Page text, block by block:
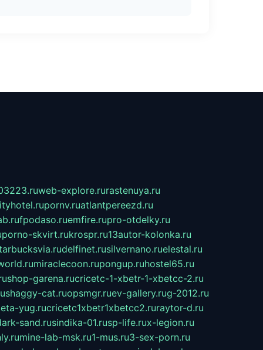
web-explore.rurastenuya.ru
pornv.ruatlantpereezd.ru
fpodaso.ruemfire.rupro-otdelky.ru
porno-skvirt.rukrospr.ru13autor-kolonka.ru
delfinet.rusilvernano.ruelestal.ru
miraclecoon.rupongup.ruhostel65.ru
shop-garena.rucricetc-1-xbetr-1-xbetcc-2.ru
shaggy-cat.ruopsmgr.ruev-gallery.rug-2012.ru
yug.rucricetc1xbetr1xbetcc2.ruraytor-d.ru
sand.rusindika-01.rusp-life.rux-legion.ru
mine-lab-msk.ru1-mus.ru3-sex-porn.ru